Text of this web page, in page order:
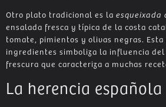
Otro plato tradicional es la esqueixada
ensalada fresca y típica de la costa
tomate, pimientos y olivas negras. Esta
ingredientes simboliza la influencia
frescura que caracteriza a muchas
La herencia española